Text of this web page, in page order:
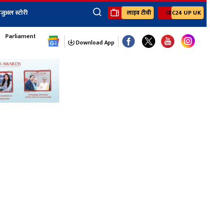
स्टोरी
×
खेल जॉब्स न्यूज Youtube Channels
लाइव टीवी IBC24 UP UK
Parliament Monsoon Session
Download App